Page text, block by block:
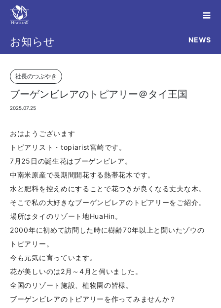
お知らせ NEWS
社長のつぶやき
ブーゲンビレアのトピアリー＠タイ王国
2025.07.25
おはようございます
トピアリスト・topiarist宮崎です。
7月25日の誕生花はブーゲンビレア。
中南米原産で長期間開花する熱帯花木です。
水と肥料を控えめにすることで花つきが良くなる丈夫な木。
そこで私の大好きなブーゲンビレアのトピアリーをご紹介。
場所はタイのリゾート地HuaHin。
2000年に初めて訪問した時に樹齢70年以上と聞いたゾウの
トピアリー。
今も元気に育っています。
花が美しいのは2月～4月と伺いました。
全国のリゾート施設、植物園の皆様。
ブーゲンビレアのトピアリーを作ってみませんか？